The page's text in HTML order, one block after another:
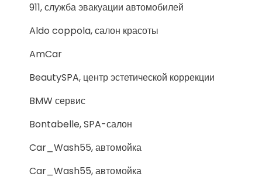
911, служба эвакуации автомобилей
Aldo coppola, салон красоты
AmCar
BeautySPA, центр эстетической коррекции
BMW сервис
Bontabelle, SPA-салон
Car_Wash55, автомойка
Car_Wash55, автомойка